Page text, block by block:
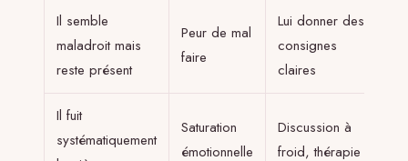
Il semble
maladroit mais
reste présent
Peur de mal
faire
Lui donner des
consignes
claires
Il fuit
systématiquement
Saturation
émotionnelle
Discussion à
froid, thérapie